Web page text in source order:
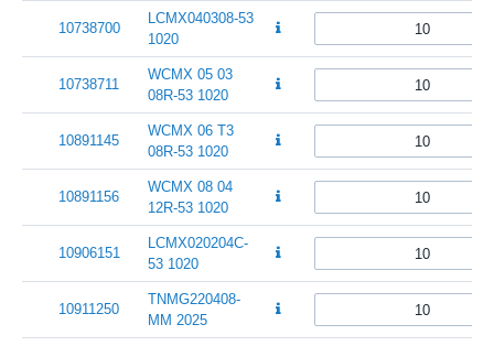
10738700
LCMX040308-53
1020
10738711
WCMX 05 03
08R-53 1020
10891145
WCMX 06 T3
08R-53 1020
10891156
WCMX 08 04
12R-53 1020
10906151
LCMX020204C-
53 1020
10911250
TNMG220408-
MM 2025